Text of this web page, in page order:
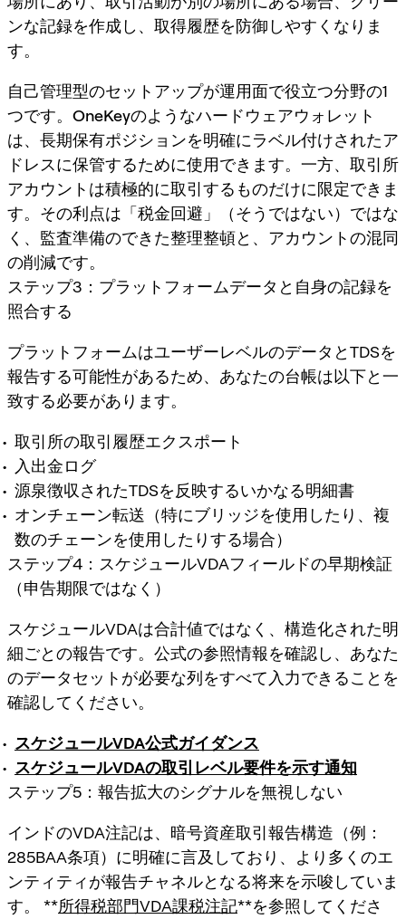
ンな記録を作成し、取得履歴を防御しやすくなりま
す。
自己管理型のセットアップが運用面で役立つ分野の1
つです。 OneKeyのようなハードウェアウォレット
は、長期保有ポジションを明確にラベル付けされたア
ドレスに保管するために使用できます。一方、取引所
アカウントは積極的に取引するものだけに限定できま
す。その利点は「税金回避」（そうではない）ではな
く、 監査準備のできた整理整頓と、アカウントの混同
の削減です。
ステップ3：プラットフォームデータと自身の記録を
照合する
プラットフォームはユーザーレベルのデータとTDSを
報告する可能性があるため、あなたの台帳は以下と一
致する必要があります。
取引所の取引履歴エクスポート
入出金ログ
源泉徴収されたTDSを反映するいかなる明細書
オンチェーン転送（特にブリッジを使用したり、複
数のチェーンを使用したりする場合）
ステップ4：スケジュールVDAフィールドの早期検証
（申告期限ではなく）
スケジュールVDAは合計値ではなく、構造化された明
細ごとの報告です。公式の参照情報を確認し、あなた
のデータセットが必要な列をすべて入力できることを
確認してください。
スケジュールVDA公式ガイダンス
スケジュールVDAの取引レベル要件を示す通知
ステップ5：報告拡大のシグナルを無視しない
インドのVDA注記は、暗号資産取引報告構造（例：
285BAA条項）に明確に言及しており、より多くのエ
ンティティが報告チャネルとなる将来を示唆していま
す。 **所得税部門VDA課税注記**を参照してくださ